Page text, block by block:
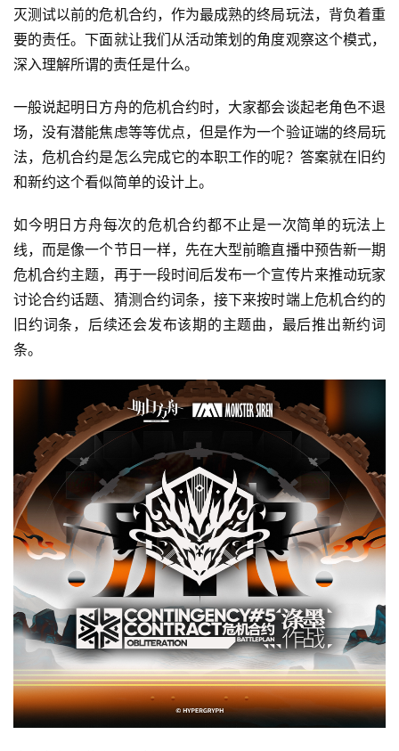
灭测试以前的危机合约，作为最成熟的终局玩法，背负着重
要的责任。下面就让我们从活动策划的角度观察这个模式，
深入理解所谓的责任是什么。
一般说起明日方舟的危机合约时，大家都会谈起老角色不退
场，没有潜能焦虑等等优点，但是作为一个验证端的终局玩
法，危机合约是怎么完成它的本职工作的呢？答案就在旧约
和新约这个看似简单的设计上。
如今明日方舟每次的危机合约都不止是一次简单的玩法上
线，而是像一个节日一样，先在大型前瞻直播中预告新一期
危机合约主题，再于一段时间后发布一个宣传片来推动玩家
讨论合约话题、猜测合约词条，接下来按时端上危机合约的
旧约词条，后续还会发布该期的主题曲，最后推出新约词
条。